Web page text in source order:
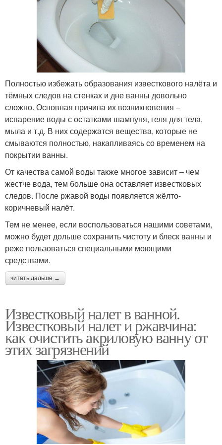
Полностью избежать образования известкового налёта и
тёмных следов на стенках и дне ванны довольно
сложно. Основная причина их возникновения –
испарение воды с остатками шампуня, геля для тела,
мыла и т.д. В них содержатся вещества, которые не
смываются полностью, накапливаясь со временем на
покрытии ванны.
От качества самой воды также многое зависит – чем
жестче вода, тем больше она оставляет известковых
следов. После ржавой воды появляется жёлто-
коричневый налёт.
Тем не менее, если воспользоваться нашими советами,
можно будет дольше сохранить чистоту и блеск ванны и
реже пользоваться специальными моющими
средствами.
читать дальше →
Известковый налет в ванной.
Известковый налет и ржавчина:
как очистить акриловую ванну от
этих загрязнений